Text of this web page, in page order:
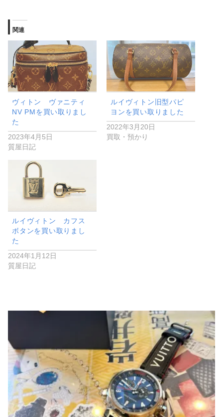
関連
ヴィトン ヴァニティ
NV PMを買い取りまし
た
2023年4月5日
質屋日記
ルイヴィトン旧型パピ
ヨンを買い取りました
2022年3月20日
買取・預かり
ルイヴィトン カフス
ボタンを買い取りまし
た
2024年1月12日
質屋日記